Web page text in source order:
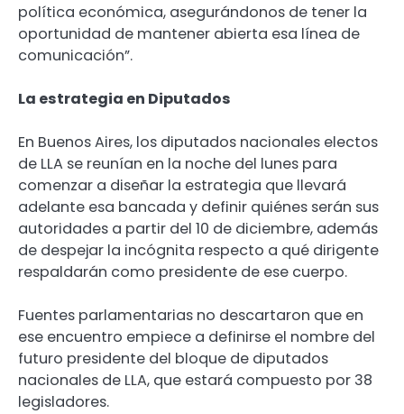
política económica, asegurándonos de tener la
oportunidad de mantener abierta esa línea de
comunicación”.
La estrategia en Diputados
En Buenos Aires, los diputados nacionales electos
de LLA se reunían en la noche del lunes para
comenzar a diseñar la estrategia que llevará
adelante esa bancada y definir quiénes serán sus
autoridades a partir del 10 de diciembre, además
de despejar la incógnita respecto a qué dirigente
respaldarán como presidente de ese cuerpo.
Fuentes parlamentarias no descartaron que en
ese encuentro empiece a definirse el nombre del
futuro presidente del bloque de diputados
nacionales de LLA, que estará compuesto por 38
legisladores.